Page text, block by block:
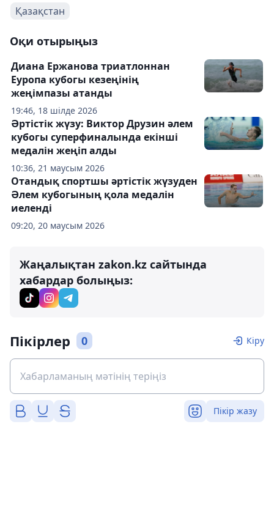
Қазақстан
Оқи отырыңыз
19:46, 18 шілде 2026
Диана Ержанова триатлоннан
Еуропа кубогы кезеңінің
жеңімпазы атанды
10:36, 21 маусым 2026
Әртістік жүзу: Виктор Друзин әлем
кубогы суперфиналында екінші
медалін жеңіп алды
09:20, 20 маусым 2026
Отандық спортшы әртістік жүзуден
Әлем кубогының қола медалін
иеленді
Жаңалықтан zakon.kz сайтында
хабардар болыңыз:
Пікірлер 0 Кіру
Пікір жазу